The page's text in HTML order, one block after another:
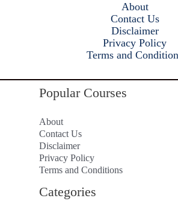
About
Contact Us
Disclaimer
Privacy Policy
Terms and
Popular Courses
About
Contact Us
Disclaimer
Privacy Policy
Terms and Conditions
Categories